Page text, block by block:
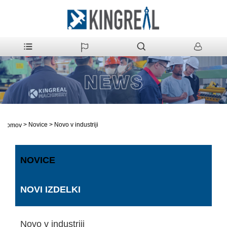
domov > Novice > Novo v industriji
NOVICE
NOVI IZDELKI
Novo v industriji